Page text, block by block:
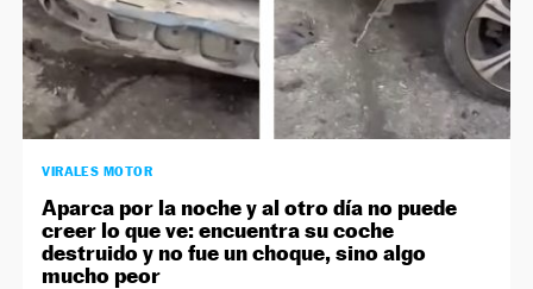
VIRALES MOTOR
Aparca por la noche y al otro día no puede
creer lo que ve: encuentra su coche
destruido y no fue un choque, sino algo
mucho peor